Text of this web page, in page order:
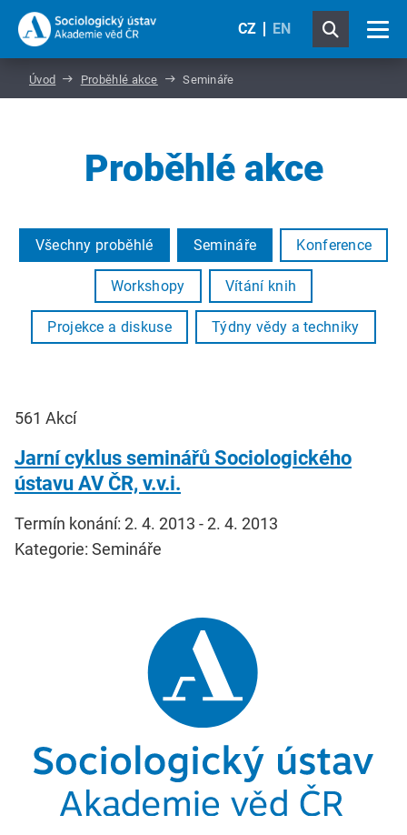
CZ EN
Úvod Proběhlé akce Semináře
Proběhlé akce
Všechny proběhlé Semináře Konference
Workshopy Vítání knih
Projekce a diskuse Týdny vědy a techniky
561 Akcí
Jarní cyklus seminářů Sociologického
ústavu AV ČR, v.v.i.
Termín konání: 2. 4. 2013 - 2. 4. 2013
Kategorie: Semináře